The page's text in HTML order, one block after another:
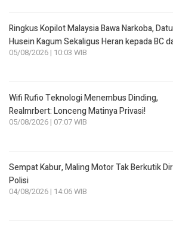
Ringkus Kopilot Malaysia Bawa Narkoba,
Husein Kagum Sekaligus Heran kepada BC
05/08/2026 | 10:03 WIB
Wifi Rufio Teknologi Menembus Dinding,
Realmrbert: Lonceng Matinya Privasi!
05/08/2026 | 07:07 WIB
Sempat Kabur, Maling Motor Tak Berkutik
Polisi
04/08/2026 | 14:06 WIB